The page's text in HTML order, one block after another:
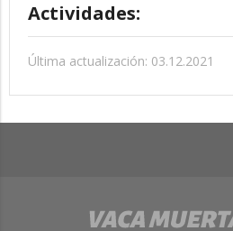
Actividades:
Última actualización: 03.12.2021